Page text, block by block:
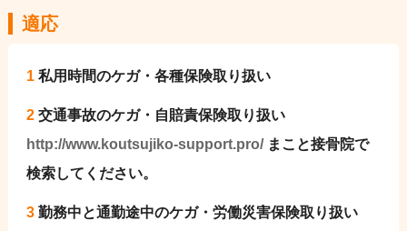
適応
1私用時間のケガ・各種保険取り扱い
2交通事故のケガ・自賠責保険取り扱い
http://www.koutsujiko-support.pro/まこと接骨院で
検索してください。
3勤務中と通勤途中のケガ・労働災害保険取り扱い